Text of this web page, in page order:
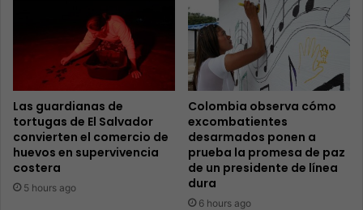
Las guardianas de
tortugas de El Salvador
convierten el comercio de
huevos en supervivencia
costera
5 hours ago
Colombia observa cómo
excombatientes
desarmados ponen a
prueba la promesa de paz
de un presidente de línea
dura
6 hours ago